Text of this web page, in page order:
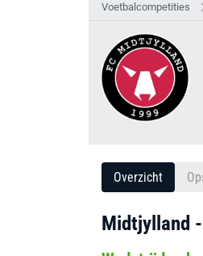
Voetbalcompetities
Overzicht
Midtjylland